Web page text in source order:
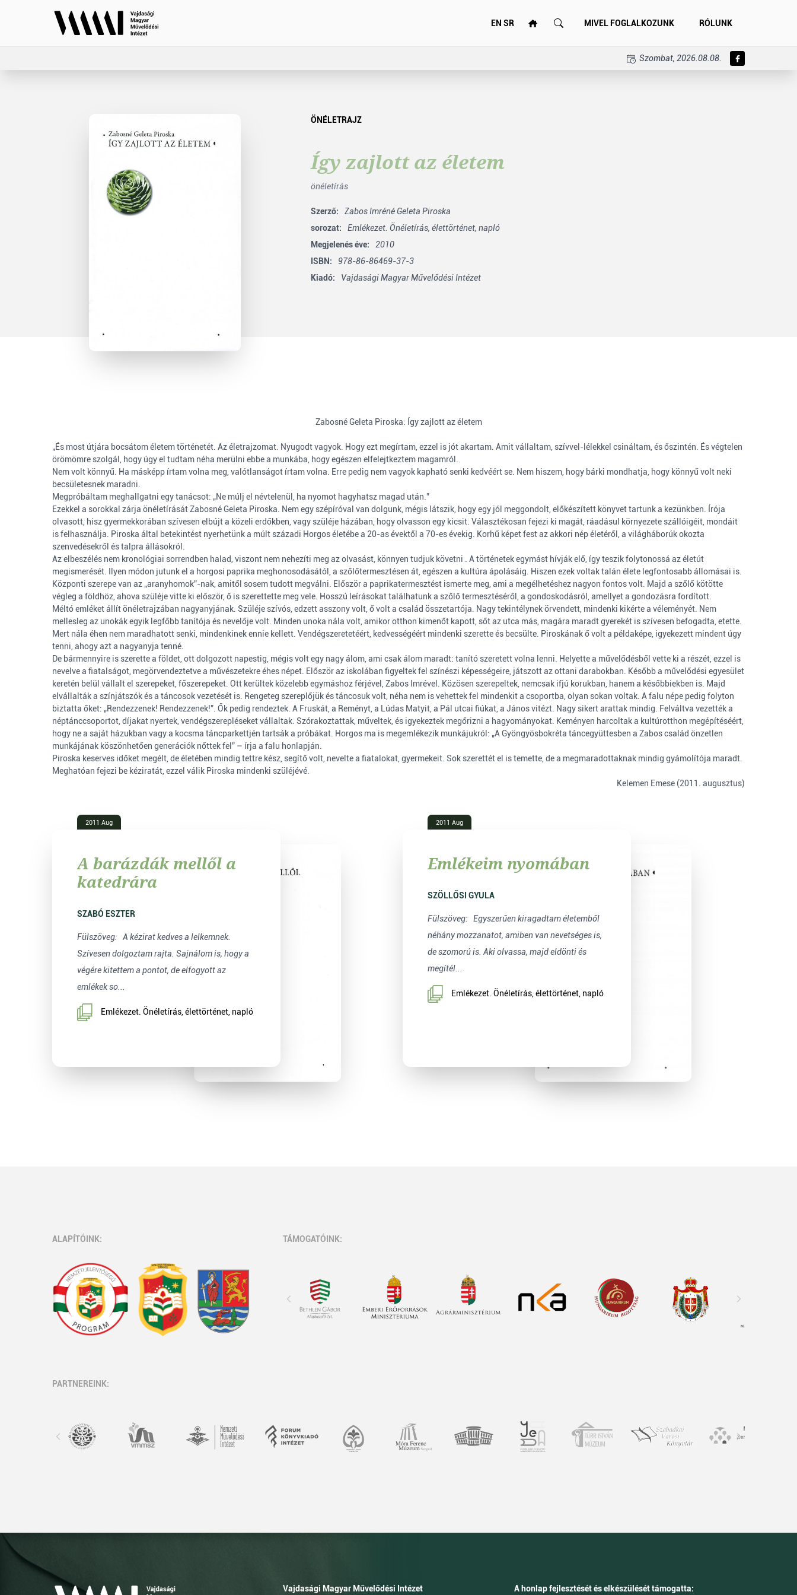
EN SR MIVEL FOGLALKOZUNK RÓLUNK
Szombat, 2026.08.08.
ÖNÉLETRAJZ
Így zajlott az életem
önéletírás
Szerző:
Zabos Imréné Geleta Piroska
sorozat:
Emlékezet. Önéletírás, élettörténet, napló
Megjelenés éve:
2010
ISBN:
978-86-86469-37-3
Kiadó:
Vajdasági Magyar Művelődési Intézet
Zabosné Geleta Piroska: Így zajlott az életem
„És most útjára bocsátom életem történetét. Az életrajzomat. Nyugodt vagyok. Hogy ezt megírtam, ezzel is jót akartam. Amit vállaltam, szívvel-lélekkel csináltam, és őszintén. És végtelen
örömömre szolgál, hogy úgy el tudtam néha merülni ebbe a munkába, hogy egészen elfelejtkeztem magamról.
Nem volt könnyű. Ha másképp írtam volna meg, valótlanságot írtam volna. Erre pedig nem vagyok kapható senki kedvéért se. Nem hiszem, hogy bárki mondhatja, hogy könnyű volt neki
becsületesnek maradni.
Megpróbáltam meghallgatni egy tanácsot: „Ne múlj el névtelenül, ha nyomot hagyhatsz magad után.”
Ezekkel a sorokkal zárja önéletírását Zabosné Geleta Piroska. Nem egy szépíróval van dolgunk, mégis látszik, hogy egy jól meggondolt, előkészített könyvet tartunk a kezünkben. Írója
olvasott, hisz gyermekkorában szívesen elbújt a közeli erdőkben, vagy szüléje házában, hogy olvasson egy kicsit. Választékosan fejezi ki magát, ráadásul környezete szállóigéit, mondáit
is felhasználja. Piroska által betekintést nyerhetünk a múlt századi Horgos életébe a 20-as évektől a 70-es évekig. Korhű képet fest az akkori nép életéről, a világháborúk okozta
szenvedésekről és talpra állásokról.
Az elbeszélés nem kronológiai sorrendben halad, viszont nem nehezíti meg az olvasást, könnyen tudjuk követni . A történetek egymást hívják elő, így teszik folytonossá az életút
megismerését. Ilyen módon jutunk el a horgosi paprika meghonosodásától, a szőlőtermesztésen át, egészen a kultúra ápolásáig. Hiszen ezek voltak talán élete legfontosabb állomásai is.
Központi szerepe van az „aranyhomok”-nak, amitől sosem tudott megválni. Először a paprikatermesztést ismerte meg, ami a megélhetéshez nagyon fontos volt. Majd a szőlő kötötte
végleg a földhöz, ahova szüléje vitte ki először, ő is szerettette meg vele. Hosszú leírásokat találhatunk a szőlő termesztéséről, a gondoskodásról, amellyet a gondozásra fordított.
Méltó emléket állít önéletrajzában nagyanyjának. Szüléje szívós, edzett asszony volt, ő volt a család összetartója. Nagy tekintélynek örvendett, mindenki kikérte a véleményét. Nem
mellesleg az unokák egyik legfőbb tanítója és nevelője volt. Minden unoka nála volt, amikor otthon kimenőt kapott, sőt az utca más, magára maradt gyerekét is szívesen befogadta, etette.
Mert nála éhen nem maradhatott senki, mindenkinek ennie kellett. Vendégszeretetéért, kedvességéért mindenki szerette és becsülte. Piroskának ő volt a példaképe, igyekezett mindent úgy
tenni, ahogy azt a nagyanyja tenné.
De bármennyire is szerette a földet, ott dolgozott napestig, mégis volt egy nagy álom, ami csak álom maradt: tanító szeretett volna lenni. Helyette a művelődésből vette ki a részét, ezzel is
nevelve a fiatalságot, megörvendeztetve a művészetekre éhes népet. Először az iskolában figyeltek fel színészi képességeire, játszott az ottani darabokban. Később a művelődési egyesület
keretén belül vállalt el szerepeket, főszerepeket. Ott kerültek közelebb egymáshoz férjével, Zabos Imrével. Közösen szerepeltek, nemcsak ifjú korukban, hanem a későbbiekben is. Majd
elvállalták a színjátszók és a táncosok vezetését is. Rengeteg szereplőjük és táncosuk volt, néha nem is vehettek fel mindenkit a csoportba, olyan sokan voltak. A falu népe pedig folyton
biztatta őket: „Rendezzenek! Rendezzenek!”. Ők pedig rendeztek. A Fruskát, a Reményt, a Lúdas Matyit, a Pál utcai fiúkat, a János vitézt. Nagy sikert arattak mindig. Felváltva vezették a
néptánccsoportot, díjakat nyertek, vendégszerepléseket vállaltak. Szórakoztattak, műveltek, és igyekeztek megőrizni a hagyományokat. Keményen harcoltak a kultúrotthon megépítéséért,
hogy ne a saját házukban vagy a kocsma táncparkettjén tartsák a próbákat. Horgos ma is megemlékezik munkájukról: „A Gyöngyösbokréta táncegyüttesben a Zabos család önzetlen
munkájának köszönhetően generációk nőttek fel” – írja a falu honlapján.
Piroska keserves időket megélt, de életében mindig tettre kész, segítő volt, nevelte a fiatalokat, gyermekeit. Sok szerettét el is temette, de a megmaradottaknak mindig gyámolítója maradt.
Meghatóan fejezi be kéziratát, ezzel válik Piroska mindenki szüléjévé.
Kelemen Emese (2011. augusztus)
2011 Aug
A barázdák mellől a
katedrára
SZABÓ ESZTER
Fülszöveg: A kézirat kedves a lelkemnek.
Szívesen dolgoztam rajta. Sajnálom is, hogy a
végére kitettem a pontot, de elfogyott az
emlékek so...
Emlékezet. Önéletírás, élettörténet, napló
2011 Aug
Emlékeim nyomában
SZÖLLŐSI GYULA
Fülszöveg: Egyszerűen kiragadtam életemből
néhány mozzanatot, amiben van nevetséges is,
de szomorú is. Aki olvassa, majd eldönti és
megítél...
Emlékezet. Önéletírás, élettörténet, napló
ALAPÍTÓINK: TÁMOGATÓINK:
PARTNEREINK:
Vajdasági Magyar Művelődési Intézet A honlap fejlesztését és elkészülését támogatta: